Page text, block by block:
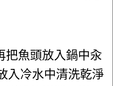
把魚頭放入鍋中汆
入冷水中清洗乾淨